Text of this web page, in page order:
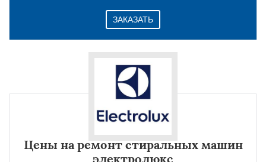
ЗАКАЗАТЬ
Цены на ремонт стиральных машин
электролюкс